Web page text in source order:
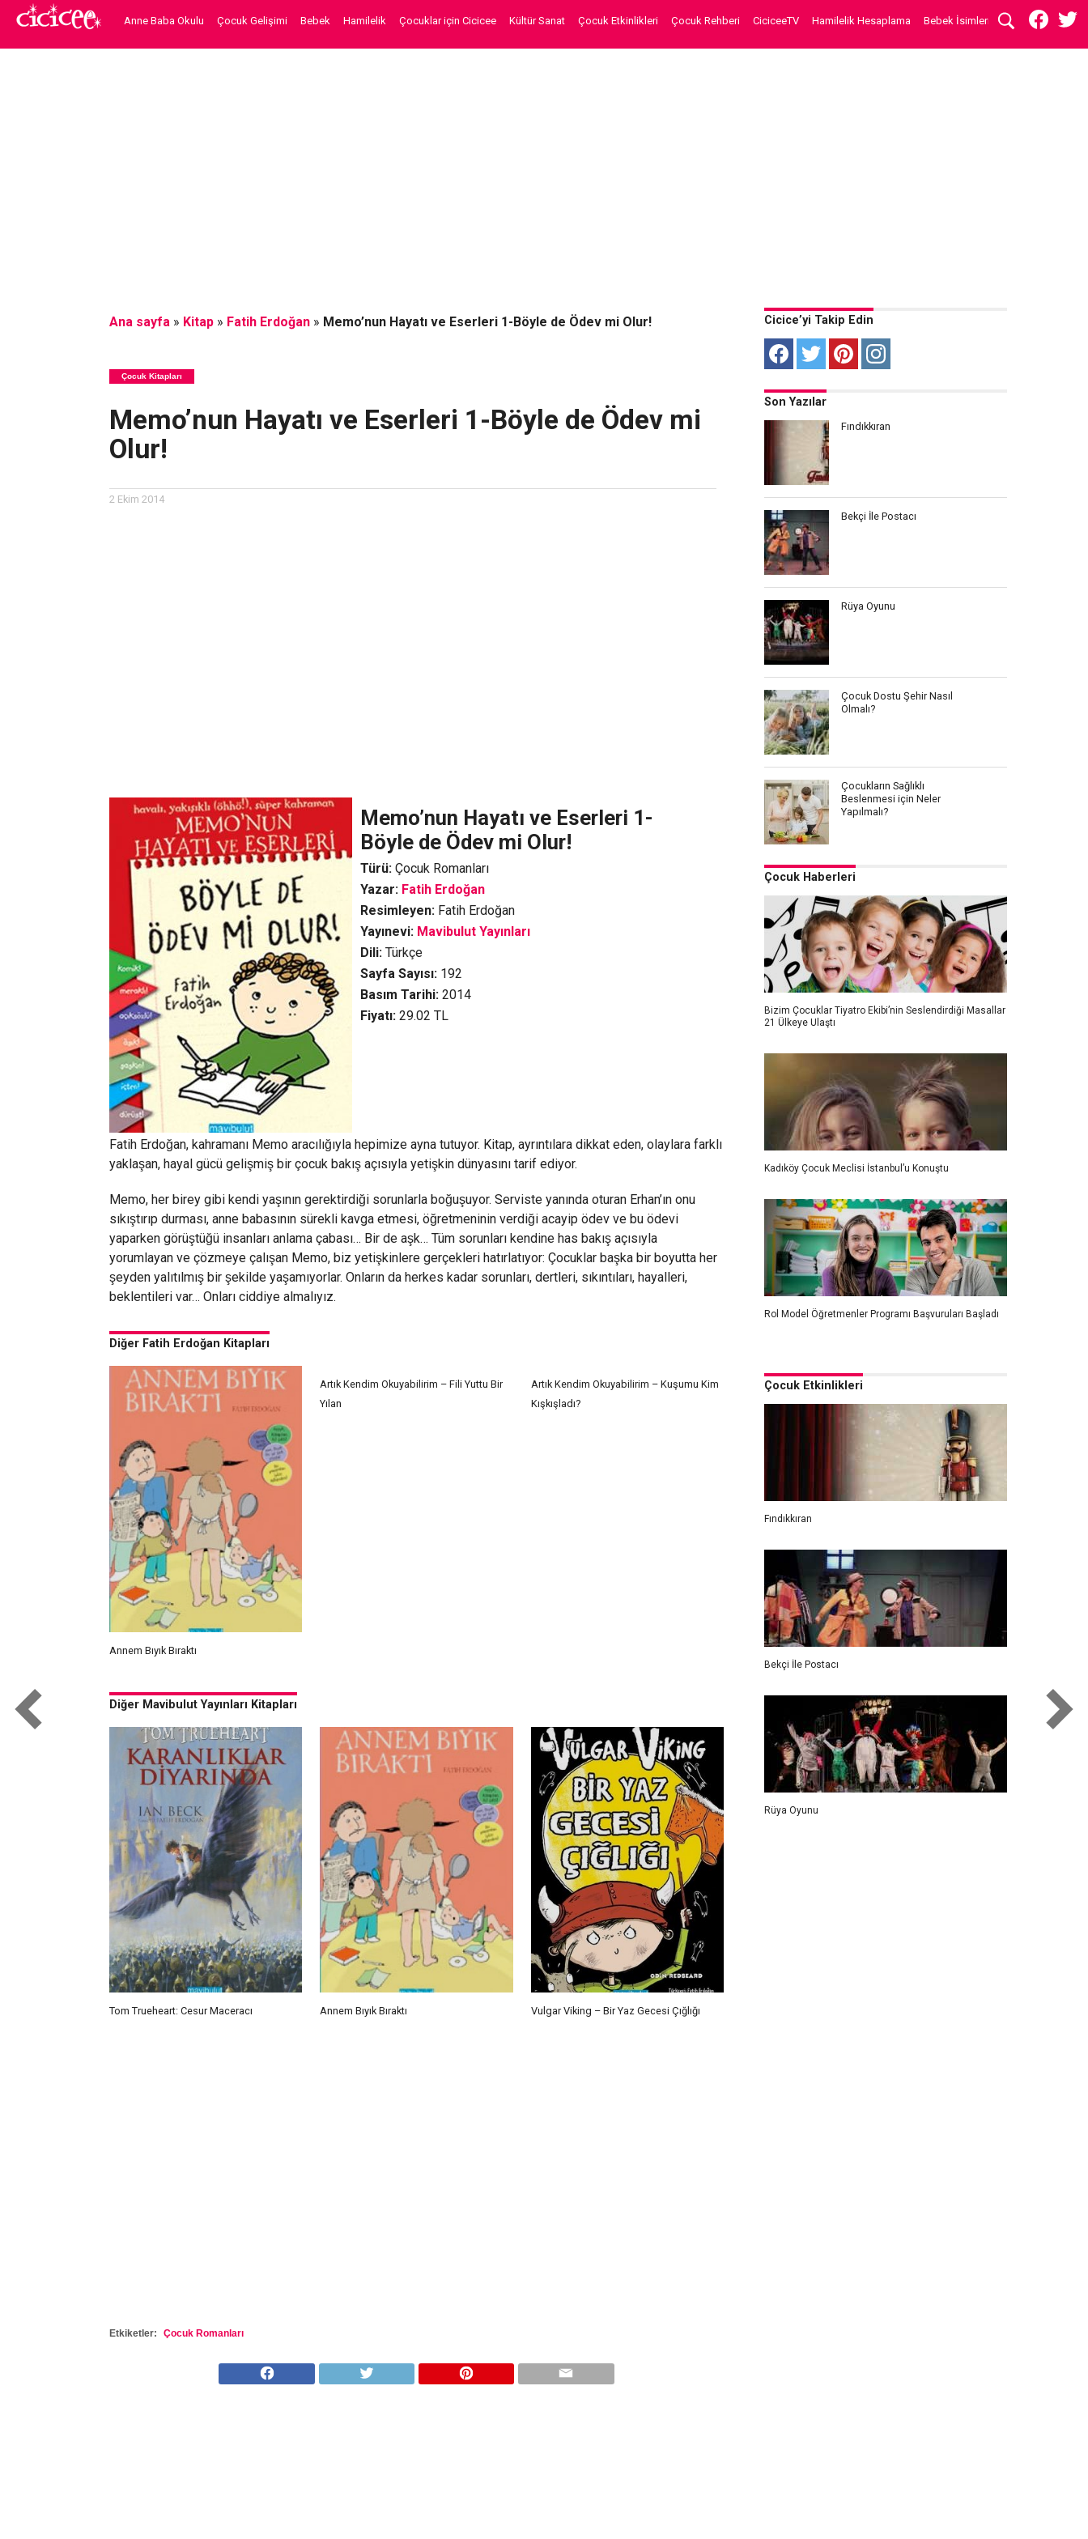
Anne Baba Okulu Çocuk Gelişimi Bebek Hamilelik Çocuklar için Cicicee Kültür Sanat Çocuk Etkinlikleri Çocuk Rehberi CiciceeTV Hamilelik Hesaplama Bebek İsimleri
Ana sayfa» Kitap» Fatih Erdoğan» Memo’nun Hayatı ve Eserleri 1-Böyle de Ödev mi Olur!
Çocuk Kitapları
Memo’nun Hayatı ve Eserleri 1-Böyle de Ödev mi
Olur!
2 Ekim 2014
Memo’nun Hayatı ve Eserleri 1-
Böyle de Ödev mi Olur!
Türü:Çocuk Romanları
Yazar: Fatih Erdoğan
Resimleyen:Fatih Erdoğan
Yayınevi: Mavibulut Yayınları
Dili: Türkçe
Sayfa Sayısı: 192
Basım Tarihi: 2014
Fiyatı: 29.02 TL
Fatih Erdoğan, kahramanı Memo aracılığıyla hepimize ayna tutuyor. Kitap, ayrıntılara dikkat eden, olaylara farklı
yaklaşan, hayal gücü gelişmiş bir çocuk bakış açısıyla yetişkin dünyasını tarif ediyor.
Memo, her birey gibi kendi yaşının gerektirdiği sorunlarla boğuşuyor. Serviste yanında oturan Erhan’ın onu
sıkıştırıp durması, anne babasının sürekli kavga etmesi, öğretmeninin verdiği acayip ödev ve bu ödevi
yaparken görüştüğü insanları anlama çabası… Bir de aşk… Tüm sorunları kendine has bakış açısıyla
yorumlayan ve çözmeye çalışan Memo, biz yetişkinlere gerçekleri hatırlatıyor: Çocuklar başka bir boyutta her
şeyden yalıtılmış bir şekilde yaşamıyorlar. Onların da herkes kadar sorunları, dertleri, sıkıntıları, hayalleri,
beklentileri var… Onları ciddiye almalıyız.
Diğer Fatih Erdoğan Kitapları
Annem Bıyık Bıraktı
Artık Kendim Okuyabilirim – Fili Yuttu Bir
Yılan
Artık Kendim Okuyabilirim – Kuşumu Kim
Kışkışladı?
Diğer Mavibulut Yayınları Kitapları
Tom Trueheart: Cesur Maceracı Annem Bıyık Bıraktı Vulgar Viking – Bir Yaz Gecesi Çığlığı
Etkiketler: Çocuk Romanları
Cicice’yi Takip Edin
Son Yazılar
Fındıkkıran
Bekçi İle Postacı
Rüya Oyunu
Çocuk Dostu Şehir Nasıl
Olmalı?
Çocukların Sağlıklı
Beslenmesi için Neler
Yapılmalı?
Çocuk Haberleri
Bizim Çocuklar Tiyatro Ekibi’nin Seslendirdiği Masallar
21 Ülkeye Ulaştı
Kadıköy Çocuk Meclisi İstanbul’u Konuştu
Rol Model Öğretmenler Programı Başvuruları Başladı
Çocuk Etkinlikleri
Fındıkkıran
Bekçi İle Postacı
Rüya Oyunu